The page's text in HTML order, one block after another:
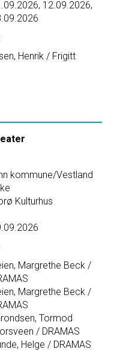
12.09.2026,
Henrik / Frigitt
kommune/Vestland
Kulturhus
Margrethe Beck /
Margrethe Beck /
Tormod
/ DRAMAS
Helge / DRAMAS